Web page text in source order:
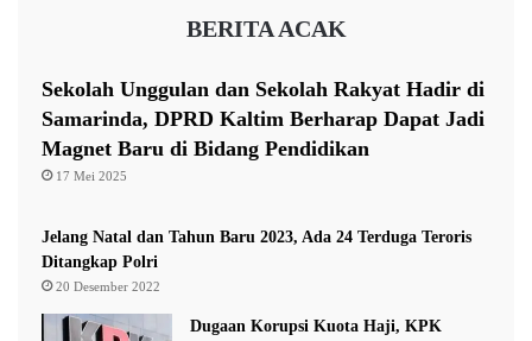
BERITA ACAK
Sekolah Unggulan dan Sekolah Rakyat Hadir di
Samarinda, DPRD Kaltim Berharap Dapat Jadi
Magnet Baru di Bidang Pendidikan
17 Mei 2025
Jelang Natal dan Tahun Baru 2023, Ada 24 Terduga Teroris
Ditangkap Polri
20 Desember 2022
Dugaan Korupsi Kuota Haji, KPK